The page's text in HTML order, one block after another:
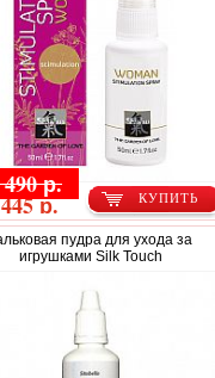
КУПИТЬ
р.
р.
пудра для ухода за
игрушками Silk Touch